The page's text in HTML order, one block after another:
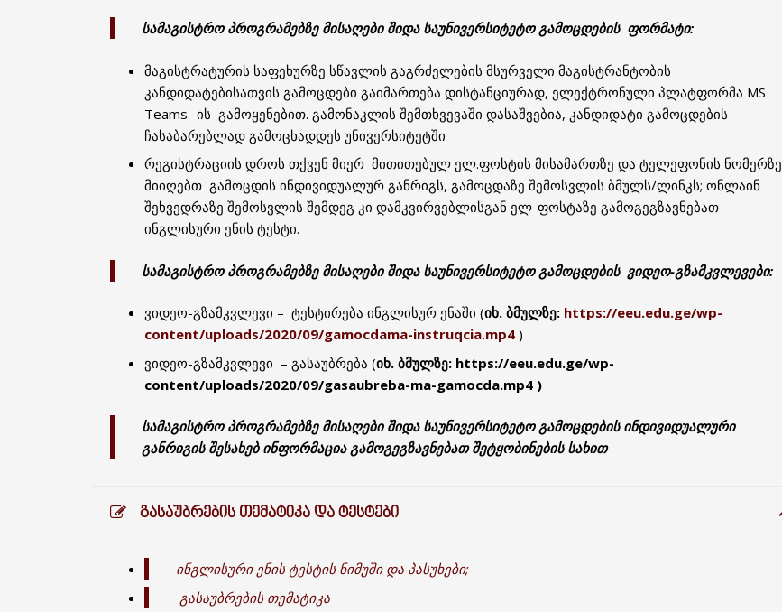
სამაგისტრო პროგრამებზე მისაღები შიდა საუნივერსიტეტო გამოცდების ფორმატი:
მაგისტრატურის საფეხურზე სწავლის გაგრძელების მსურველი მაგისტრანტობის
კანდიდატებისათვის გამოცდები გაიმართება დისტანციურად, ელექტრონული პლატფორმა MS
Teams- ის გამოყენებით. გამონაკლის შემთხვევაში დასაშვებია, კანდიდატი გამოცდების
ჩასაბარებლად გამოცხადდეს უნივერსიტეტში
რეგისტრაციის დროს თქვენ მიერ მითითებულ ელ.ფოსტის მისამართზე და ტელეფონის ნომერზე
მიიღებთ გამოცდის ინდივიდუალურ განრიგს, გამოცდაზე შემოსვლის ბმულს/ლინკს; ონლაინ
შეხვედრაზე შემოსვლის შემდეგ კი დამკვირვებლისგან ელ-ფოსტაზე გამოგეგზავნებათ
ინგლისური ენის ტესტი.
სამაგისტრო პროგრამებზე მისაღები შიდა საუნივერსიტეტო გამოცდების ვიდეო-გზამკვლევები:
ვიდეო-გზამკვლევი – ტესტირება ინგლისურ ენაში (იხ. ბმულზე: https://eeu.edu.ge/wp-
content/uploads/2020/09/gamocdama-instruqcia.mp4)
ვიდეო-გზამკვლევი – გასაუბრება (იხ. ბმულზე: https://eeu.edu.ge/wp-
content/uploads/2020/09/gasaubreba-ma-gamocda.mp4 )
სამაგისტრო პროგრამებზე მისაღები შიდა საუნივერსიტეტო გამოცდების ინდივიდუალური
განრიგის შესახებ ინფორმაცია გამოგეგზავნებათ შეტყობინების სახით
ᲒᲐᲡᲐᲣᲑᲠᲔᲑᲘᲡ ᲗᲔᲛᲐᲢᲘᲙᲐ ᲓᲐ ᲢᲔᲡᲢᲔᲑᲘ
ინგლისური ენის ტესტის ნიმუში და პასუხები;
გასაუბრების თემატიკა